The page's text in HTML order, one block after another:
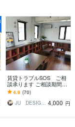
賃貸トラブルSOS ご相
談承ります ご相談期間は7
日間 あなたに寄り添い
ます ビデオチャット付
き
4.9 (70)
JU DESIGN☆ 4,000 円